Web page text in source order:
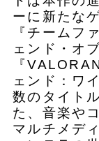
ーに新たな
『チームフ
ェンド・オ
『
ェンド：ワ
数のタイト
た、音楽や
マルチメデ